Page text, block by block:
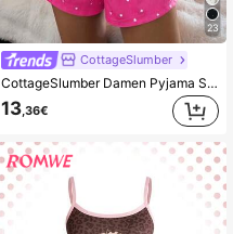
23
CottageSlumber
CottageSlumber Damen Pyjama Set, Rippstrick Stoff, Herz Muster Patchwork mit Spitzenbesatz, romantisch süß niedlich sexy Trägerhemd und Shorts Damen Sommer Sets Outfit Pyjamas Damen Shorts Sets Polka Punkt Kurz Set Pyjama Sets für Damen Kurze Pj Sets für Damen
13 ,36€